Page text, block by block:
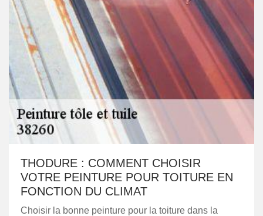
THODURE : COMMENT CHOISIR
VOTRE PEINTURE POUR TOITURE EN
FONCTION DU CLIMAT
Choisir la bonne peinture pour la toiture dans la